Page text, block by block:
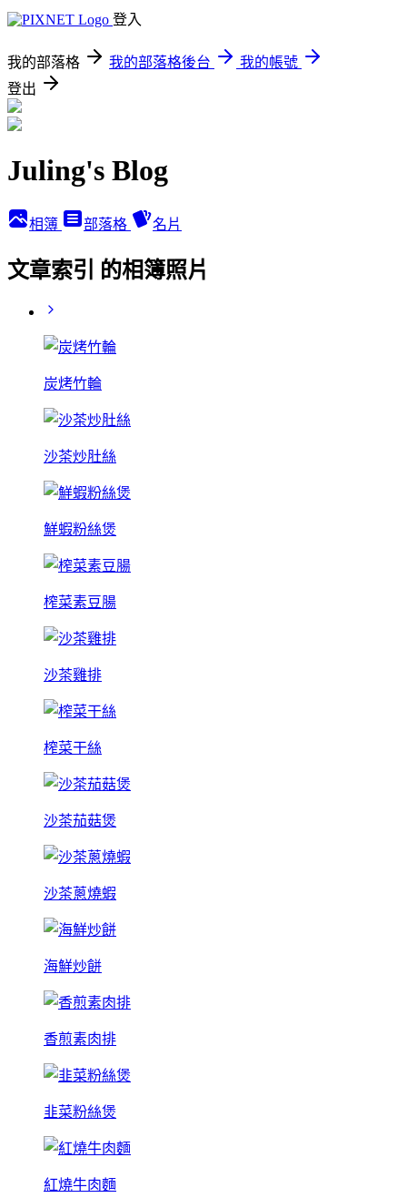
登入
我的部落格 我的部落格後台
我的帳號
登出
Juling's Blog
相簿 部落格 名片
文章索引 的相簿照片
炭烤竹輪
沙茶炒肚絲
鮮蝦粉絲煲
榨菜素豆腸
沙茶雞排
榨菜干絲
沙茶茄菇煲
沙茶蔥燒蝦
海鮮炒餅
香煎素肉排
韭菜粉絲煲
紅燒牛肉麵